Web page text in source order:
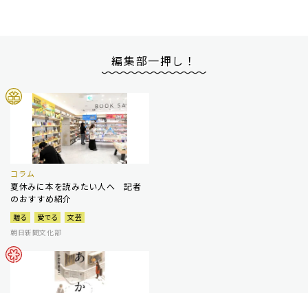
編集部一押し！
コラム
夏休みに本を読みたい人へ 記者
のおすすめ紹介
贈る 愛でる
文芸
朝日新聞文化部